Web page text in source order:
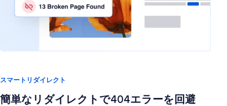
スマートリダイレクト
簡単なリダイレクトで404エラーを回避